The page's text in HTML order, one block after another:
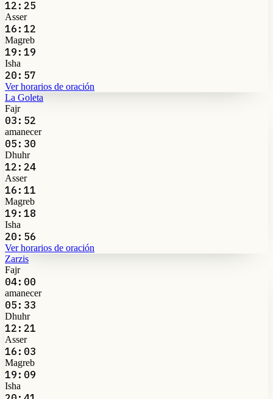
12:25
Asser
16:12
Magreb
19:19
Isha
20:57
Ver horarios de oración
La Goleta
Fajr
03:52
amanecer
05:30
Dhuhr
12:24
Asser
16:11
Magreb
19:18
Isha
20:56
Ver horarios de oración
Zarzis
Fajr
04:00
amanecer
05:33
Dhuhr
12:21
Asser
16:03
Magreb
19:09
Isha